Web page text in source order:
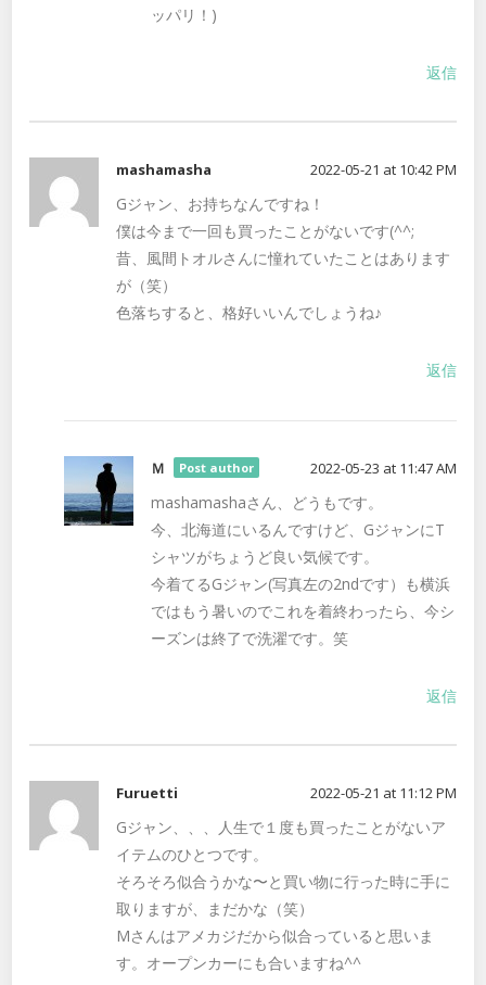
ッパリ！)
返信
mashamasha 2022-05-21 at 10:42 PM
Gジャン、お持ちなんですね！
僕は今まで一回も買ったことがないです(^^;
昔、風間トオルさんに憧れていたことはあります
が（笑）
色落ちすると、格好いいんでしょうね♪
返信
Ｍ Post author 2022-05-23 at 11:47 AM
mashamashaさん、どうもです。
今、北海道にいるんですけど、GジャンにT
シャツがちょうど良い気候です。
今着てるGジャン(写真左の2ndです）も横浜
ではもう暑いのでこれを着終わったら、今シ
ーズンは終了で洗濯です。笑
返信
Furuetti 2022-05-21 at 11:12 PM
Gジャン、、、人生で１度も買ったことがないア
イテムのひとつです。
そろそろ似合うかな〜と買い物に行った時に手に
取りますが、まだかな（笑）
Mさんはアメカジだから似合っていると思いま
す。オープンカーにも合いますね^^